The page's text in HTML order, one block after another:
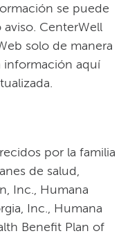
se puede
CenterWell
solo de manera
información aquí
por la familia
de salud,
Inc., Humana
Inc., Humana
Benefit Plan of